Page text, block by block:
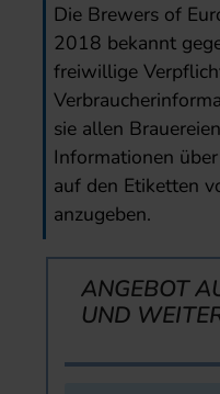
Die Brewers of
2018 bekannt
freiwillige
sie allen
Informationen
auf den Etiketten
anzugeben.
ANGEBOT
UND